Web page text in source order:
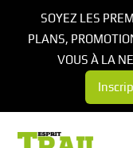
SOYEZ LES
PLANS,
VOUS À LA